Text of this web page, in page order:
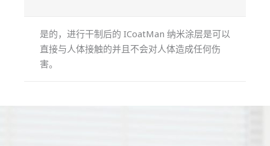
是的，进行干制后的 ICoatMan 纳米涂层是可以
直接与人体接触的并且不会对人体造成任何伤
害。